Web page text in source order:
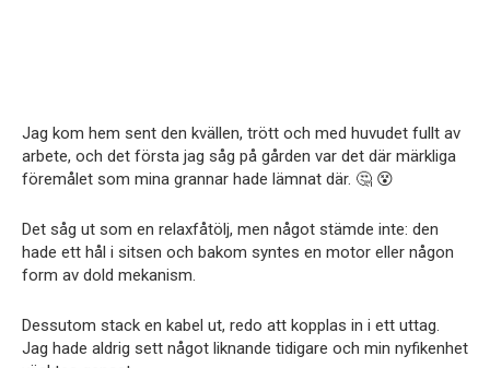
Jag kom hem sent den kvällen, trött och med huvudet fullt av
arbete, och det första jag såg på gården var det där märkliga
föremålet som mina grannar hade lämnat där. 🤔 😵
Det såg ut som en relaxfåtölj, men något stämde inte: den
hade ett hål i sitsen och bakom syntes en motor eller någon
form av dold mekanism.
Dessutom stack en kabel ut, redo att kopplas in i ett uttag.
Jag hade aldrig sett något liknande tidigare och min nyfikenhet